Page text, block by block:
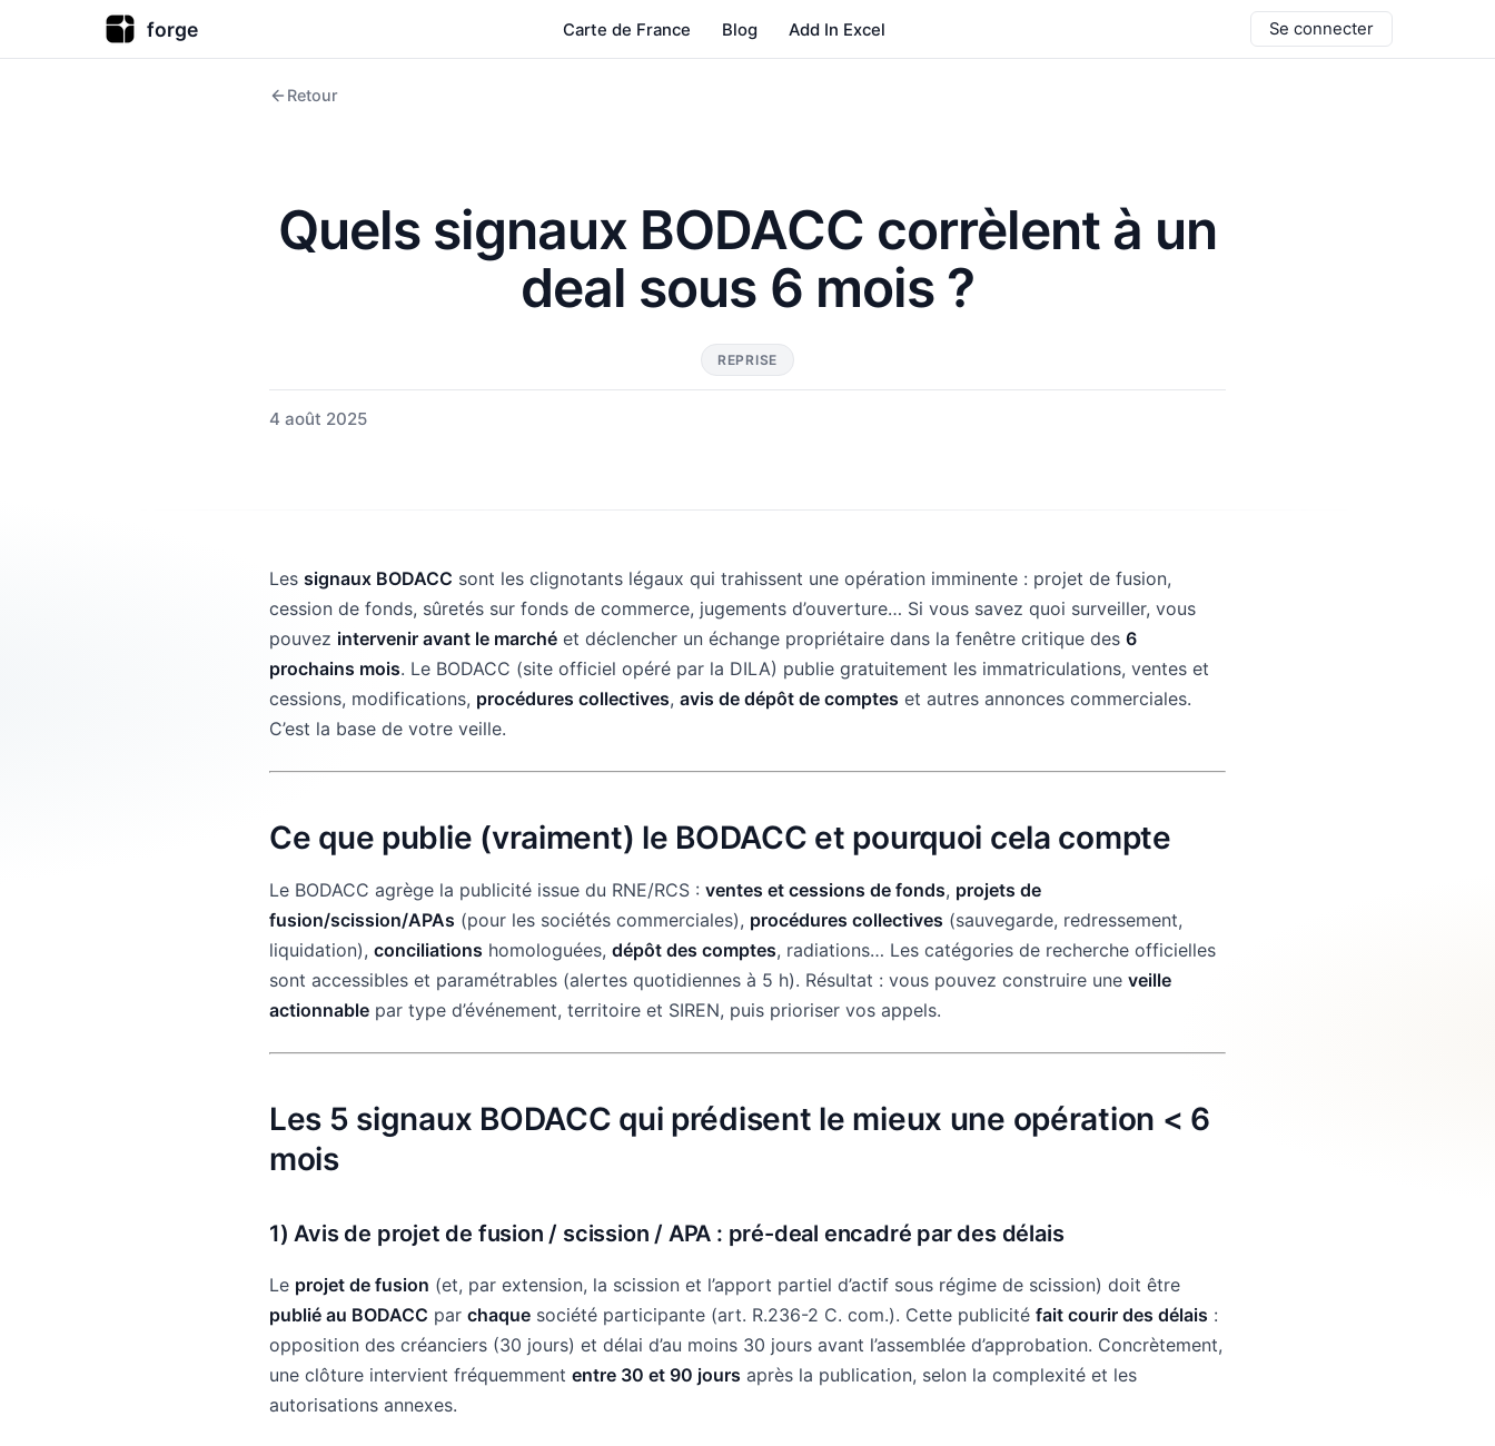
forge Carte de France Blog Add In Excel Se connecter
Retour
Quels signaux BODACC corrèlent à un
deal sous 6 mois ?
REPRISE
4 août 2025
Les signaux BODACC sont les clignotants légaux qui trahissent une opération imminente : projet de fusion,
cession de fonds, sûretés sur fonds de commerce, jugements d’ouverture… Si vous savez quoi surveiller, vous
pouvez intervenir avant le marché et déclencher un échange propriétaire dans la fenêtre critique des 6
prochains mois. Le BODACC (site officiel opéré par la DILA) publie gratuitement les immatriculations, ventes et
cessions, modifications, procédures collectives, avis de dépôt de comptes et autres annonces commerciales.
C’est la base de votre veille.
Ce que publie (vraiment) le BODACC et pourquoi cela compte
Le BODACC agrège la publicité issue du RNE/RCS : ventes et cessions de fonds, projets de
fusion/scission/APAs (pour les sociétés commerciales), procédures collectives (sauvegarde, redressement,
liquidation), conciliations homologuées, dépôt des comptes, radiations… Les catégories de recherche officielles
sont accessibles et paramétrables (alertes quotidiennes à 5 h). Résultat : vous pouvez construire une veille
actionnable par type d’événement, territoire et SIREN, puis prioriser vos appels.
Les 5 signaux BODACC qui prédisent le mieux une opération < 6
mois
1)Avis de projet de fusion / scission / APA : pré-deal encadré par des délais
Le projet de fusion (et, par extension, la scission et l’apport partiel d’actif sous régime de scission) doit être
publié au BODACC par chaque société participante (art. R.236-2 C. com.). Cette publicité fait courir des délais :
opposition des créanciers (30 jours) et délai d’au moins 30 jours avant l’assemblée d’approbation. Concrètement,
une clôture intervient fréquemment entre 30 et 90 jours après la publication, selon la complexité et les
autorisations annexes.